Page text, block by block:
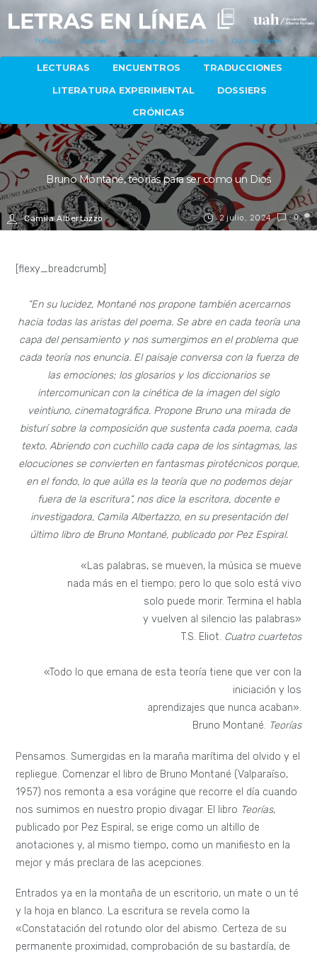
Portada Autores Artículos Contacto Quiénes Somos
LECTURAS ENCUENTROS TRADUCCIONES
LITERATURA EXPERIMENTAL DOSSIERS
CRÓNICAS
2 julio, 2024
Bruno Montané, teorías para ser como un Dios
Camila Albertazzo 0
[flexy_breadcrumb]
“En su lucidez, Montané nos propone también acercarnos
hacia todas las aristas del poema. Se abre en cada teoría una
capa del pensamiento y nos sumergimos en el problema que
cada teoría nos enuncia. El paisaje conversa con la fuerza de
las emociones; los glosarios y los diccionarios se
intercomunican con la cinética de la imagen del siglo
veintiuno, cinematográfica. Propone Bruno una mirada de
bisturí sobre la composición que sustenta cada poema, cada
texto. Abriendo con cuchillo cada capa de los sintagmas, las
elocuciones se convierten en fantasmas pirotécnicos porque,
en el fondo, lo que aúlla es la teoría que no podemos dejar
fuera de la escritura“, nos dice la escritora, docente e
investigadora, Camila Albertazzo, en su presentación del
último libro de Bruno Montané, publicado por Pez Espiral.
«Las palabras, se mueven, la música se mueve
nada más en el tiempo; pero lo que solo está vivo
solo puede morir. Termina el habla
y vuelven al silencio las palabras»
T.S. Eliot. Cuatro cuartetos
«Todo lo que emana de esta teoría tiene que ver con la
iniciación y los
aprendizajes que nunca acaban».
Bruno Montané. Teorías
Pensamos. Sumergidas en la maraña marítima del olvido y el
repliegue. Comenzar el libro de Bruno Montané (Valparaíso,
1957) nos remonta a esa vorágine que recorre el día cuando
nos sumimos en nuestro propio divagar. El libro Teorías,
publicado por Pez Espiral, se erige como un altillo de
anotaciones y, al mismo tiempo, como un manifiesto en la
mejor y más preclara de las acepciones.
Entrados ya en la montaña de un escritorio, un mate o un té
y la hoja en blanco. La escritura se revela como la
«Constatación del rotundo olor del abismo. Certeza de su
permanente proximidad, comprobación de su bastardía, de